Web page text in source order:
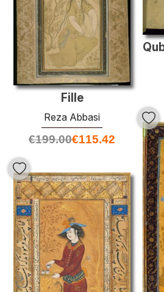
Fille
Reza Abbasi
€199.00€115.42